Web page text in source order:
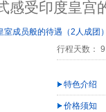
感受印度皇宫
行程天数：
特色介绍
价格须知